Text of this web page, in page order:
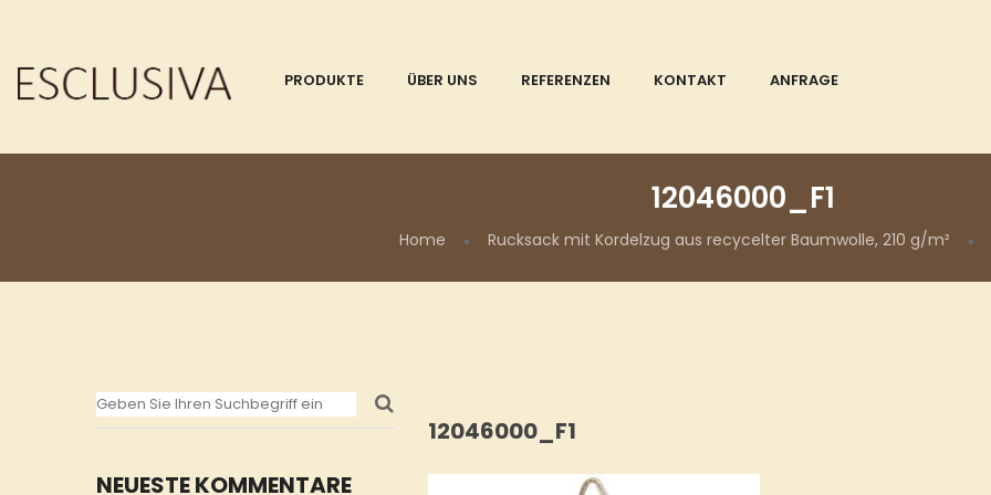
PRODUKTE ÜBER UNS REFERENZEN KONTAKT ANFRAGE
12046000_F1
Home Rucksack mit Kordelzug aus recycelter Baumwolle, 210 g/m²
NEUESTE KOMMENTARE
12046000_F1